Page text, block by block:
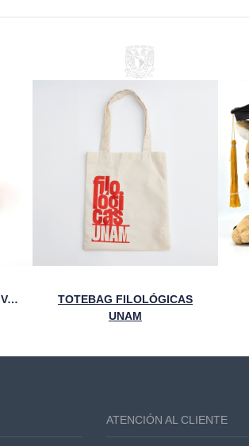
CORBATA CONMEMORATIVA DE LOS 95 AÑOS DE LA FCA
TOTEBAG FILOLÓGICAS
UNAM
ATENCIÓN AL CLIENTE